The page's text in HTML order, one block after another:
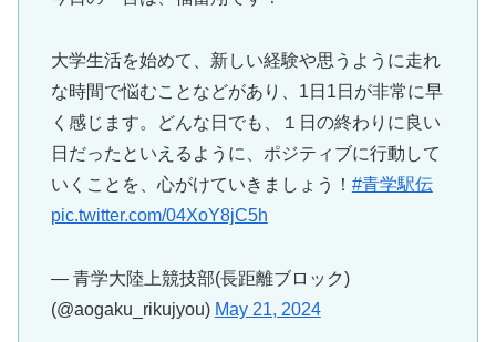
大学生活を始めて、新しい経験や思うように走れ
な時間で悩むことなどがあり、1日1日が非常に早
く感じます。どんな日でも、１日の終わりに良い
日だったといえるように、ポジティブに行動して
いくことを、心がけていきましょう！ #青学駅伝
pic.twitter.com/04XoY8jC5h
— 青学大陸上競技部(長距離ブロック)
(@aogaku_rikujyou) May 21, 2024